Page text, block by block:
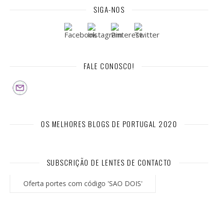
SIGA-NOS
FALE CONOSCO!
OS MELHORES BLOGS DE PORTUGAL 2020
SUBSCRIÇÃO DE LENTES DE CONTACTO
Oferta portes com código 'SAO DOIS'